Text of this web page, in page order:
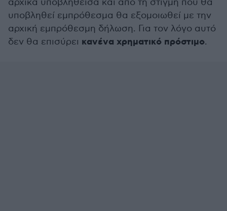
αρχικά υποβληθείσα και από τη στιγμή που θα
υποβληθεί εμπρόθεσμα θα εξομοιωθεί με την
αρχική εμπρόθεσμη δήλωση. Για τον λόγο αυτό
δεν θα επισύρει κανένα χρηματικό πρόστιμο.